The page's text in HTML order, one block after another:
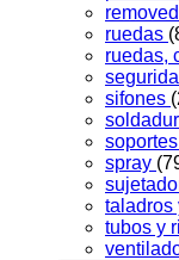
ruedas
ruedas,
sifones
soportes
spray
taladros
tubos y